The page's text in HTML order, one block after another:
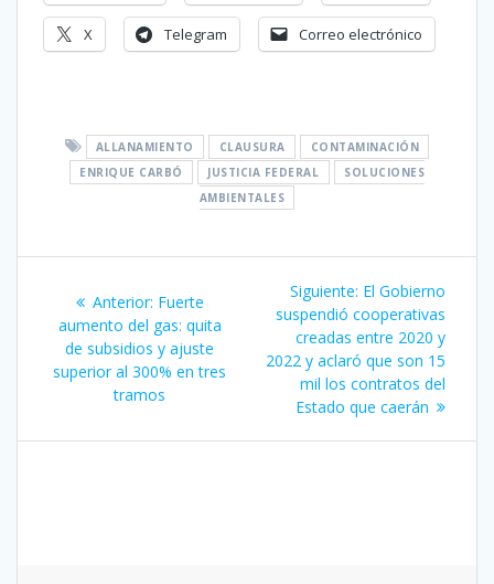
X Telegram Correo electrónico
ALLANAMIENTO CLAUSURA
CONTAMINACIÓN
ENRIQUE CARBÓ
JUSTICIA FEDERAL
SOLUCIONES
AMBIENTALES
de
entradas
Anterior: Entrada
anterior:
Fuerte
aumento del gas: quita
de subsidios y ajuste
superior al 300% en tres
tramos
Siguiente: Siguiente
entrada:
El Gobierno
suspendió cooperativas
creadas entre 2020 y
2022 y aclaró que son 15
mil los contratos del
Estado que caerán